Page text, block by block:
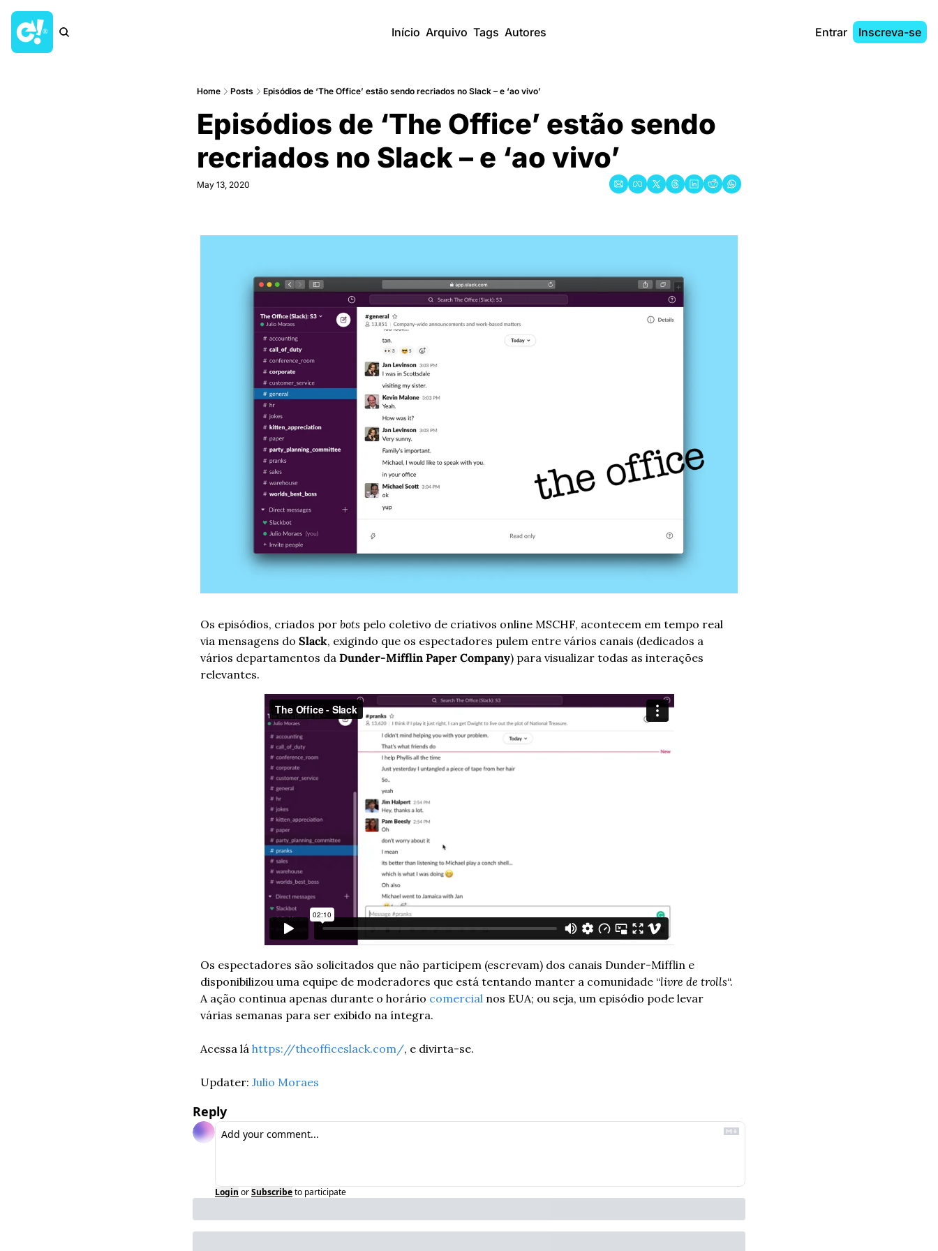
Início Arquivo Tags Autores Entrar Inscreva-se
Home Posts Episódios de ‘The Office’ estão sendo recriados no Slack – e ‘ao vivo’
Episódios de ‘The Office’ estão sendo
recriados no Slack – e ‘ao vivo’
May 13, 2020
Os episódios, criados por bots pelo coletivo de criativos online MSCHF, acontecem em tempo real
via mensagens do Slack, exigindo que os espectadores pulem entre vários canais (dedicados a
vários departamentos da Dunder-Mifflin Paper Company) para visualizar todas as interações
relevantes.
Os espectadores são solicitados que não participem (escrevam) dos canais Dunder-Mifflin e
disponibilizou uma equipe de moderadores que está tentando manter a comunidade “livre de trolls“.
A ação continua apenas durante o horário comercial nos EUA; ou seja, um episódio pode levar
várias semanas para ser exibido na íntegra.
Acessa lá https://theofficeslack.com/, e divirta-se.
Updater: Julio Moraes
Reply
Login orSubscribeto participate